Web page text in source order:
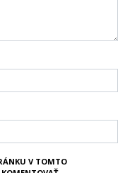
V TOMTO